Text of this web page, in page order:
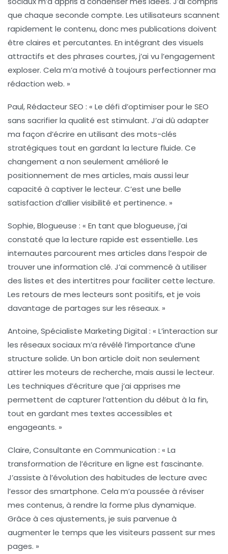
que chaque seconde compte. Les utilisateurs scannent
rapidement le contenu, donc mes publications doivent
être claires et percutantes. En intégrant des visuels
attractifs et des phrases courtes, j’ai vu l’engagement
exploser. Cela m’a motivé à toujours perfectionner ma
rédaction web. »
Paul, Rédacteur SEO : « Le défi d’optimiser pour le SEO
sans sacrifier la qualité est stimulant. J’ai dû adapter
ma façon d’écrire en utilisant des mots-clés
stratégiques tout en gardant la lecture fluide. Ce
changement a non seulement amélioré le
positionnement de mes articles, mais aussi leur
capacité à captiver le lecteur. C’est une belle
satisfaction d’allier visibilité et pertinence. »
Sophie, Blogueuse : « En tant que blogueuse, j’ai
constaté que la lecture rapide est essentielle. Les
internautes parcourent mes articles dans l’espoir de
trouver une information clé. J’ai commencé à utiliser
des listes et des intertitres pour faciliter cette lecture.
Les retours de mes lecteurs sont positifs, et je vois
davantage de partages sur les réseaux. »
Antoine, Spécialiste Marketing Digital : « L’interaction sur
les réseaux sociauxm’a révélé l’importance d’une
structure solide. Un bon article doit non seulement
attirer les moteurs de recherche, mais aussi le lecteur.
Les techniques d’écriture que j’ai apprises me
permettent de capturer l’attention du début à la fin,
tout en gardant mes textes accessibles et
engageants. »
Claire, Consultante en Communication : « La
transformation de l’écriture en ligne est fascinante.
J’assiste à l’évolution des habitudes de lecture avec
l’essor des smartphone. Cela m’a poussée à réviser
mes contenus, à rendre la forme plus dynamique.
Grâce à ces ajustements, je suis parvenue à
augmenter le temps que les visiteurs passent sur mes
pages. »